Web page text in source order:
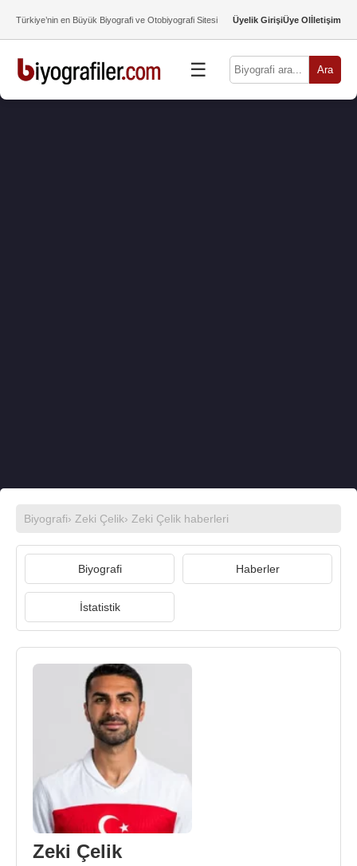
Türkiye’nin en Büyük Biyografi ve Otobiyografi Sitesi Üyelik GirişiÜye Olİletişim
☰ Ara
Biyografi› Zeki Çelik› Zeki Çelik haberleri
Biyografi Haberler
İstatistik
Zeki Çelik